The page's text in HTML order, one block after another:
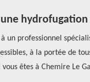
professionnel
à la portée de
êtes à Chemire Le